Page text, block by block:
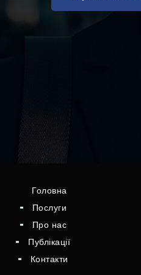
Головна
Послуги
Про нас
Публікації
Контакти